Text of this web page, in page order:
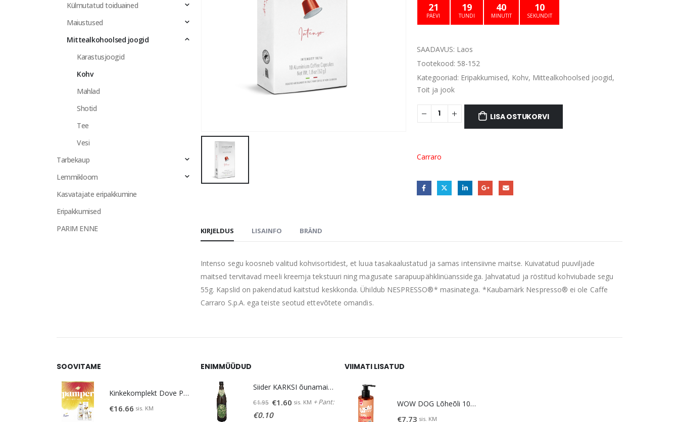
21
PÄEVI
19
TUNDI
40
MINUTIT
10
SEKUNDIT
SAADAVUS: Laos
Tootekood: 58-152
Kategooriad: Eripakkumised, Kohv, Mittealkohoolsed joogid,
Toit ja jook
LISA OSTUKORVI
Carraro
KIRJELDUS LISAINFO BRÄND
Intenso segu koosneb valitud kohvisortidest, et luua tasakaalustatud ja samas intensiivne maitse. Kuivatatud puuviljade
maitsed tervitavad meeli kreemja tekstuuri ning magusate sarapuupähklinüanssidega. Jahvatatud ja röstitud kohviubade segu
55g. Kapslid on pakendatud kaitstud keskkonda. Ühildub NESPRESSO®* masinatega. *Kaubamärk Nespresso® ei ole Caffe
Carraro S.p.A. ega teiste seotud ettevõtete omandis.
Külmutatud toiduained
Maiustused
Mittealkohoolsed joogid
Karastusjoogid
Kohv
Mahlad
Shotid
Tee
Vesi
Tarbekaup
Lemmikloom
Kasvatajate eripakkumine
Eripakkumised
PARIM ENNE
SOOVITAME
Kinkekomplekt Dove Pamper
€16.66 sis. KM
ENIMMÜÜDUD
Siider KARKSI õunamaits. 5% vol 0,5 L
€1.95 Algne
hind
€1.60 Praegune
sis. KM + Pant:
€0.10
VIIMATI LISATUD
WOW DOG Lõheõli 100% 250 ml
€7.73 sis. KM